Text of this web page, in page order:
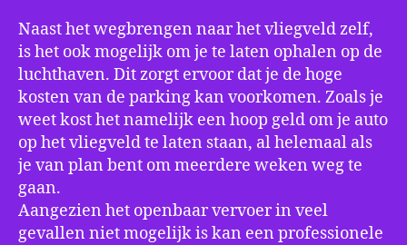
Naast het wegbrengen naar het vliegveld zelf,
is het ook mogelijk om je te laten ophalen op de
luchthaven. Dit zorgt ervoor dat je de hoge
kosten van de parking kan voorkomen. Zoals je
weet kost het namelijk een hoop geld om je auto
op het vliegveld te laten staan, al helemaal als
je van plan bent om meerdere weken weg te
gaan.
Aangezien het openbaar vervoer in veel
gevallen niet mogelijk is kan een professionele